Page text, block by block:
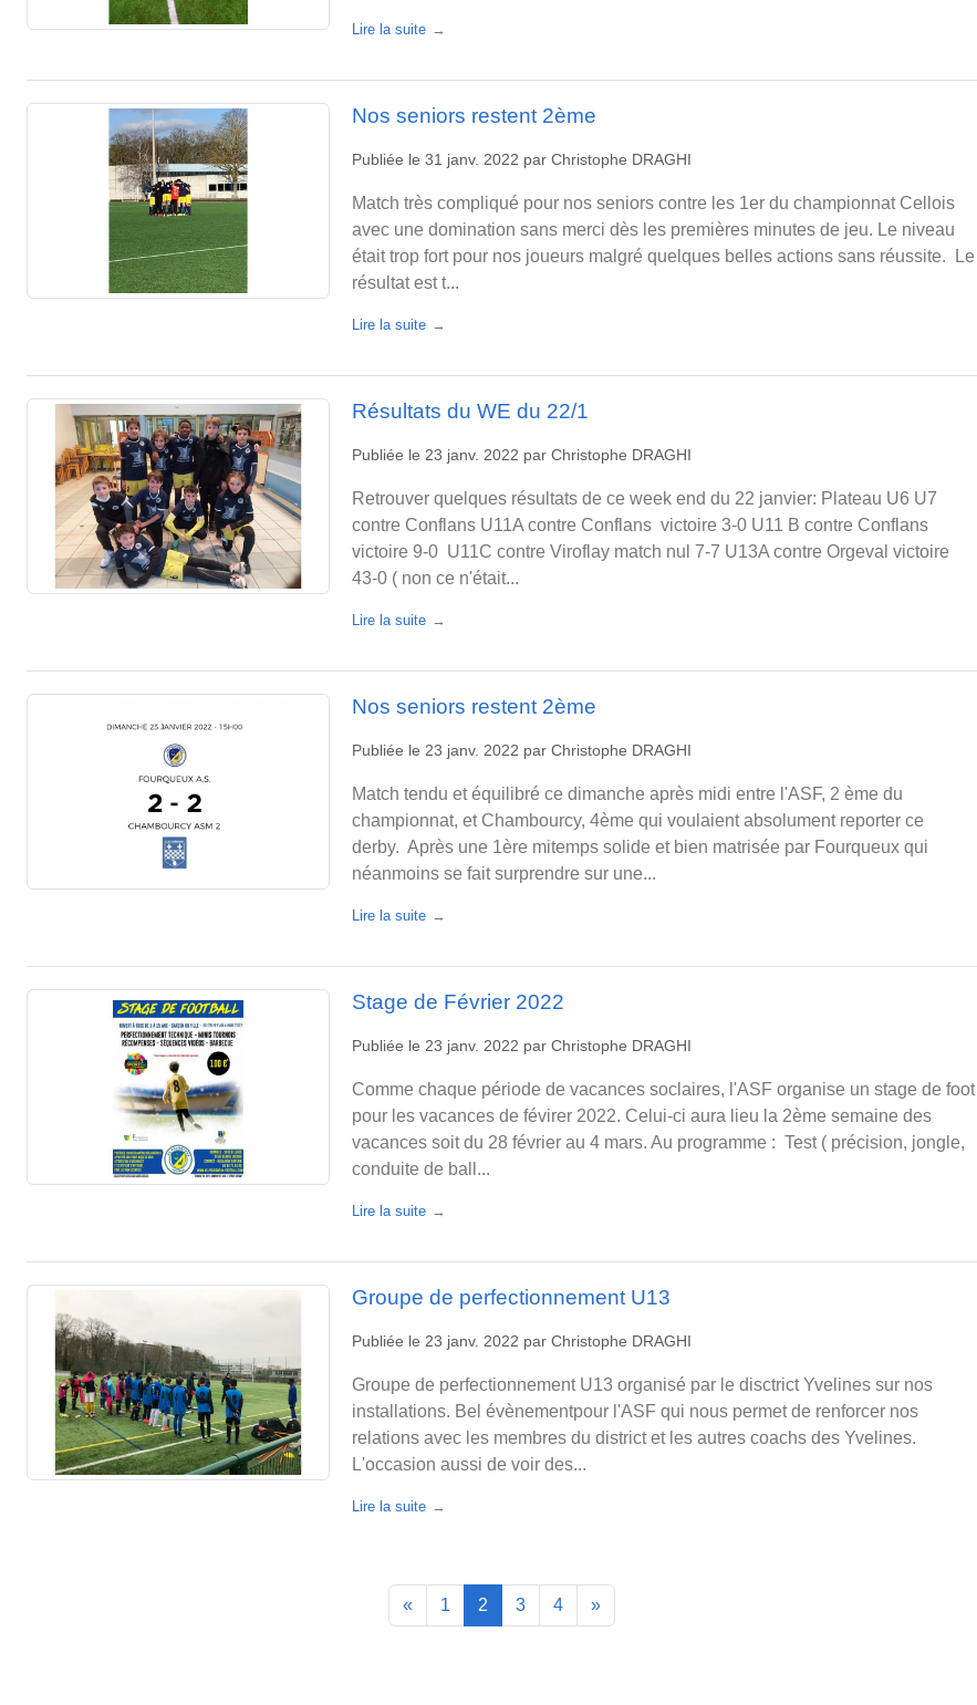
Lire la suite
Nos seniors restent 2ème
Publiée le31 janv. 2022 parChristophe DRAGHI
Match très compliqué pour nos seniors contre les 1er du championnat Cellois
avec une domination sans merci dès les premières minutes de jeu. Le niveau
était trop fort pour nos joueurs malgré quelques belles actions sans réussite. Le
résultat est t...
Lire la suite
Résultats du WE du 22/1
Publiée le 23 janv. 2022 parChristophe DRAGHI
Retrouver quelques résultats de ce week end du 22 janvier: Plateau U6 U7
contre Conflans U11A contre Conflans victoire 3-0 U11 B contre Conflans
victoire 9-0 U11C contre Viroflay match nul 7-7 U13A contre Orgeval victoire
43-0 ( non ce n'était...
Lire la suite
Nos seniors restent 2ème
Publiée le 23 janv. 2022 parChristophe DRAGHI
Match tendu et équilibré ce dimanche après midi entre l'ASF, 2 ème du
championnat, et Chambourcy, 4ème qui voulaient absolument reporter ce
derby. Après une 1ère mitemps solide et bien matrisée par Fourqueux qui
néanmoins se fait surprendre sur une...
Lire la suite
Stage de Février 2022
Publiée le 23 janv. 2022 parChristophe DRAGHI
Comme chaque période de vacances soclaires, l'ASF organise un stage de foot
pour les vacances de févirer 2022. Celui-ci aura lieu la 2ème semaine des
vacances soit du 28 février au 4 mars. Au programme : Test ( précision, jongle,
conduite de ball...
Lire la suite
Groupe de perfectionnement U13
Publiée le 23 janv. 2022 parChristophe DRAGHI
Groupe de perfectionnement U13 organisé par le disctrict Yvelines sur nos
installations. Bel évènementpour l'ASF qui nous permet de renforcer nos
relations avec les membres du district et les autres coachs des Yvelines.
L'occasion aussi de voir des...
Lire la suite
« 1 2 3 4 »